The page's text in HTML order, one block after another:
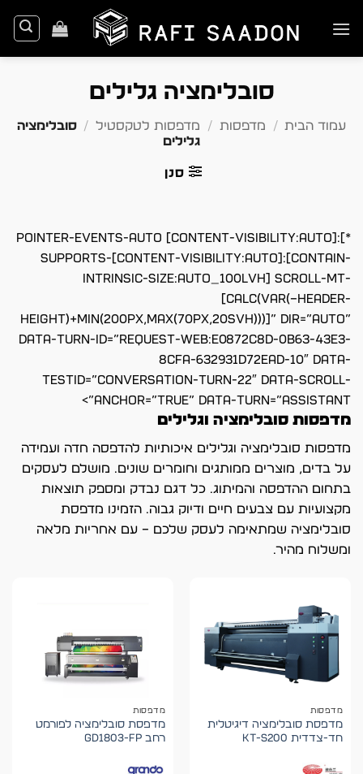
to
סובלימציה גלילים
עמוד הבית / מדפסות / מדפסות לטקסטיל / סובלימציה
גלילים
סנן
*]:pointer-events-auto [content-visibility:auto]
supports-[content-visibility:auto]:[contain-
intrinsic-size:auto_100lvh] scroll-mt-
[calc(var(–header-
height)+min(200px,max(70px,20svh)))]” dir=”auto”
data-turn-id=”request-WEB:e0872c8d-0b63-43e3-
8cfa-632931d72ead-10″ data-
testid=”conversation-turn-22″ data-scroll-
anchor=”true” data-turn=”assistant”>
מדפסות סובלימציה וגלילים
מדפסות סובלימציה וגלילים איכותיות להדפסה חדה ועמידה
על בדים, מוצרים ממותגים וחומרים שונים. מושלם לעסקים
בתחום ההדפסה והמיתוג. כל דגם נבדק ומספק תוצאות
מקצועיות עם צבעים חיים ודיוק גבוה. הזמינו מדפסת
סובלימציה שמתאימה לעסק שלכם – עם אחריות מלאה
ומשלוח מהיר.
מדפסות
מדפסת סובלימציה דיגיטלית
חד-צדדית KT-S200
מדפסות
מדפסת סובלימציה לפורמט
רחב GD1803-FP